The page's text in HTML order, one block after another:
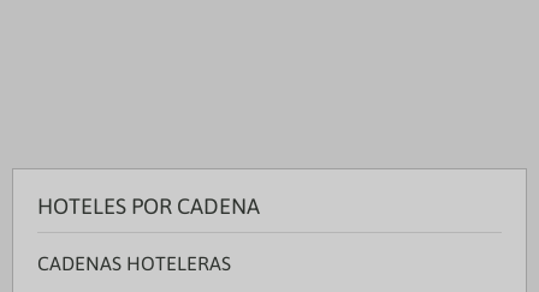
HOTELES POR CADENA
CADENAS HOTELERAS